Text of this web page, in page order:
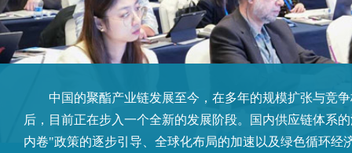
中国的聚酯产业链发展至今，在多年的规模扩张与竞
后，目前正在步入一个全新的发展阶段。国内供应链体系
内卷"政策的逐步引导、全球化布局的加速以及绿色循环经